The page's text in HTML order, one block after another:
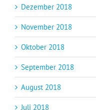
Dezember 2018
November 2018
Oktober 2018
September 2018
August 2018
Juli 2018